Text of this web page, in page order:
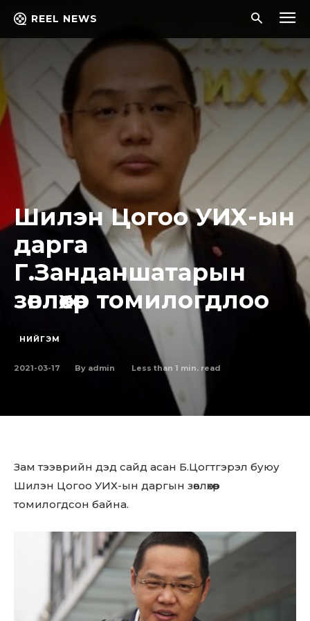
REEL NEWS
Шилэн Цогоо УИХ-ын
дарга
Г.Занданшатарын
зөвлөхөөр томилогдлоо
НИЙГЭМ
2021-03-17 By admin Less than 1 min. read
Зам тээврийн дэд сайд асан Б.Цогтгэрэл буюу
Шилэн Цогоо УИХ-ын даргын зөвлөхөөр
томилогдсон байна.